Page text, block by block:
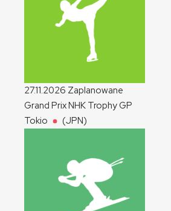
27.11.2026 Zaplanowane
Grand Prix NHK TrophyGP
Tokio
(JPN)